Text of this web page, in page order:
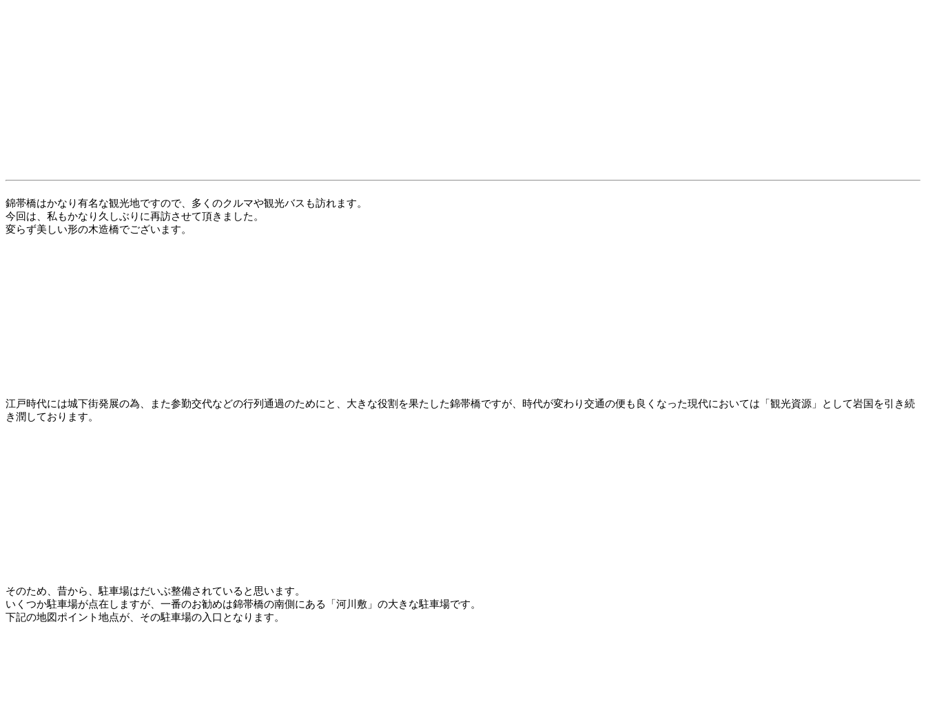
錦帯橋はかなり有名な観光地ですので、多くのクルマや観光バスも訪れます。
今回は、私もかなり久しぶりに再訪させて頂きました。
変らず美しい形の木造橋でございます。
江戸時代には城下街発展の為、また参勤交代などの行列通過のためにと、大きな役割を果たした錦帯橋ですが、時代が変わり交通の便も良くなった現代においては「観光資源」として岩国を引き続
き潤しております。
そのため、昔から、駐車場はだいぶ整備されていると思います。
いくつか駐車場が点在しますが、一番のお勧めは錦帯橋の南側にある「河川敷」の大きな駐車場です。
下記の地図ポイント地点が、その駐車場の入口となります。